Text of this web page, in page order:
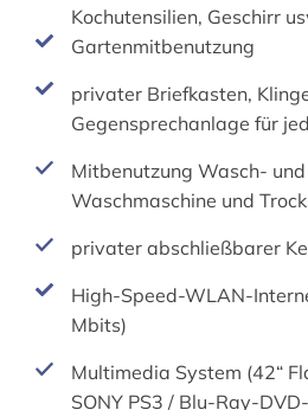
Kochutensilien, Geschirr
Gartenmitbenutzung
privater Briefkasten,
Gegensprechanlage für
Mitbenutzung Wasch-
Waschmaschine und
privater abschließbarer
High-Speed-WLAN-
Mbits)
Multimedia System (42“
SONY PS3 / Blu-Ray-